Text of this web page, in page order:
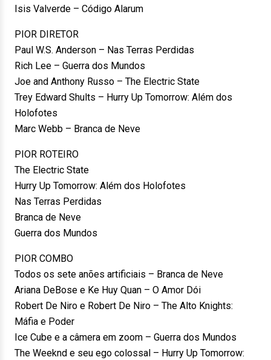
Isis Valverde – Código Alarum
PIOR DIRETOR
Paul W.S. Anderson – Nas Terras Perdidas
Rich Lee – Guerra dos Mundos
Joe and Anthony Russo – The Electric State
Trey Edward Shults – Hurry Up Tomorrow: Além dos
Holofotes
Marc Webb – Branca de Neve
PIOR ROTEIRO
The Electric State
Hurry Up Tomorrow: Além dos Holofotes
Nas Terras Perdidas
Branca de Neve
Guerra dos Mundos
PIOR COMBO
Todos os sete anões artificiais – Branca de Neve
Ariana DeBose e Ke Huy Quan – O Amor Dói
Robert De Niro e Robert De Niro – The Alto Knights:
Máfia e Poder
Ice Cube e a câmera em zoom – Guerra dos Mundos
The Weeknd e seu ego colossal – Hurry Up Tomorrow: